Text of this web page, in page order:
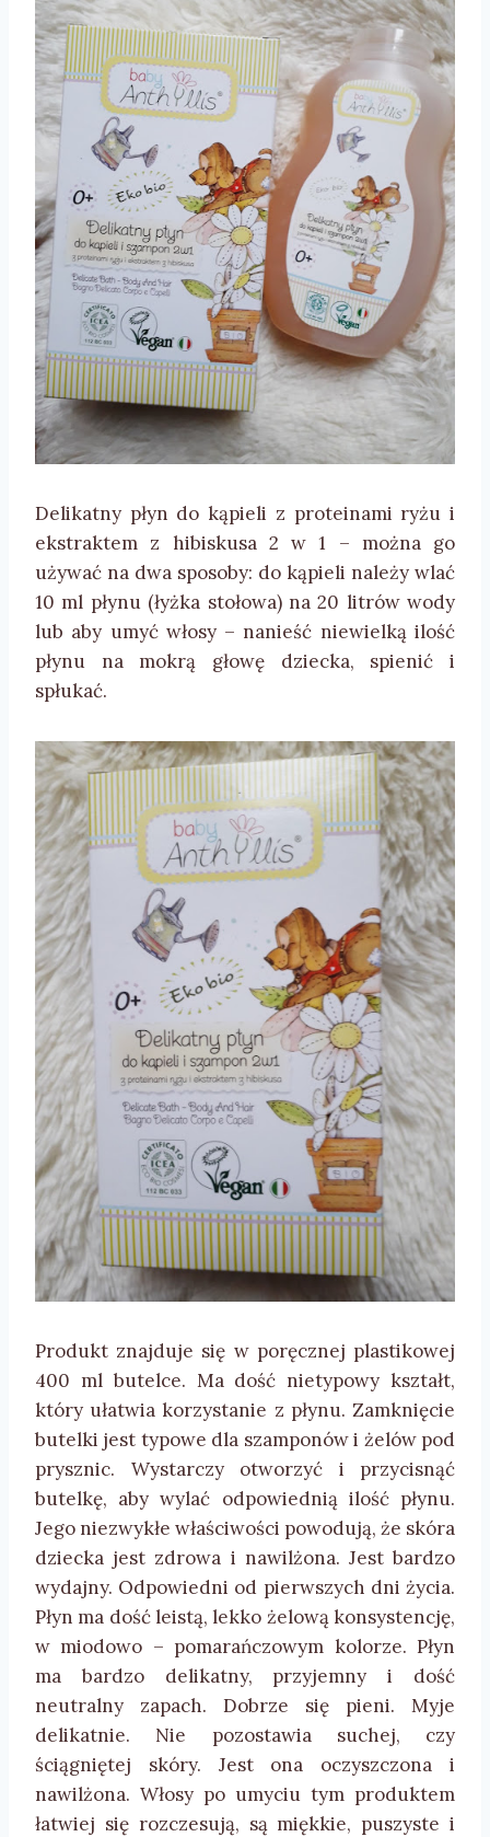
Delikatny płyn do kąpieli z proteinami ryżu i
ekstraktem z hibiskusa 2 w 1 – można go
używać na dwa sposoby: do kąpieli należy wlać
10 ml płynu (łyżka stołowa) na 20 litrów wody
lub aby umyć włosy – nanieść niewielką ilość
płynu na mokrą głowę dziecka, spienić i
spłukać.
Produkt znajduje się w poręcznej plastikowej
400 ml butelce. Ma dość nietypowy kształt,
który ułatwia korzystanie z płynu. Zamknięcie
butelki jest typowe dla szamponów i żelów pod
prysznic. Wystarczy otworzyć i przycisnąć
butelkę, aby wylać odpowiednią ilość płynu.
Jego niezwykłe właściwości powodują, że skóra
dziecka jest zdrowa i nawilżona. Jest bardzo
wydajny. Odpowiedni od pierwszych dni życia.
Płyn ma dość leistą, lekko żelową konsystencję,
w miodowo – pomarańczowym kolorze. Płyn
ma bardzo delikatny, przyjemny i dość
neutralny zapach. Dobrze się pieni. Myje
delikatnie. Nie pozostawia suchej, czy
ściągniętej skóry. Jest ona oczyszczona i
nawilżona. Włosy po umyciu tym produktem
łatwiej się rozczesują, są miękkie, puszyste i